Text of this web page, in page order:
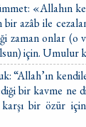
«Allahın
azâb ile
zaman onlar (o
için. Umulur
“Allah’ın
bir kavme ne
bir özür